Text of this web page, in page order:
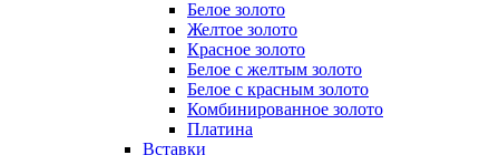
Белое золото
Желтое золото
Красное золото
Белое с желтым золото
Белое с красным золото
Комбинированное золото
Платина
Вставки